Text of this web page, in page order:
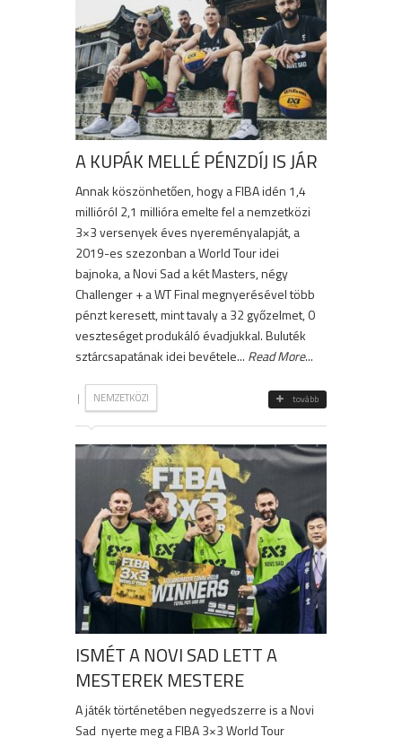
A KUPÁK MELLÉ PÉNZDÍJ IS JÁR
Annak köszönhetően, hogy a FIBA idén 1,4
millióról 2,1 millióra emelte fel a nemzetközi
3×3 versenyek éves nyereményalapját, a
2019-es szezonban a World Tour idei
bajnoka, a Novi Sad a két Masters, négy
Challenger + a WT Final megnyerésével több
pénzt keresett, mint tavaly a 32 győzelmet, 0
veszteséget produkáló évadjukkal. Buluték
sztárcsapatának idei bevétele... Read More...
| NEMZETKÖZI tovább
ISMÉT A NOVI SAD LETT A
MESTEREK MESTERE
A játék történetében negyedszerre is a Novi
Sad nyerte meg a FIBA 3×3 World Tour